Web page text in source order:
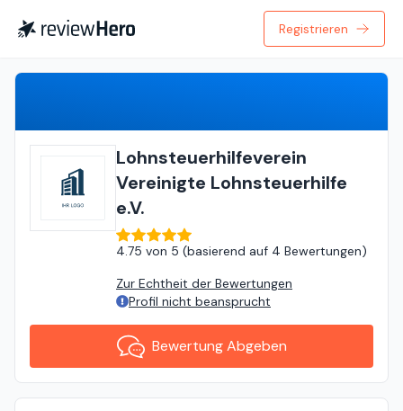
Registrieren
Lohnsteuerhilfeverein
Vereinigte Lohnsteuerhilfe
e.V.
4.75 von 5 (basierend auf 4 Bewertungen)
Zur Echtheit der Bewertungen
Profil nicht beansprucht
Bewertung Abgeben